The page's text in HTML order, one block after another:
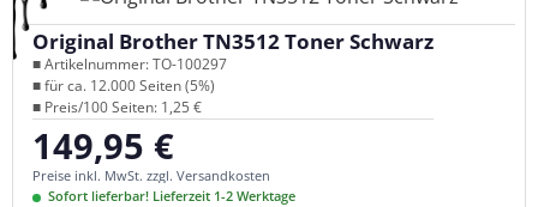
Original Brother TN3512 Toner Schwarz
■ Artikelnummer: TO-100297
■ für ca. 12.000 Seiten (5%)
■ Preis/100 Seiten: 1,25 €
Regulärer Preis:
149,95 €
Preise inkl. MwSt. zzgl. Versandkosten
Sofort lieferbar! Lieferzeit 1-2 Werktage